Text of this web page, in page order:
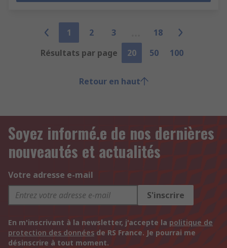
1 2 3
18
Résultats par page
20 50 100
Retour en haut
Soyez informé.e de nos dernières
nouveautés et actualités
Votre adresse e-mail
S'inscrire
En m'inscrivant à la newsletter, j'accepte la politique de
protection des données de RS France. Je pourrai me
désinscrire à tout moment.